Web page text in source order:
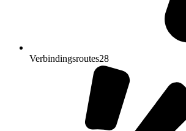
Verbindingsroutes28